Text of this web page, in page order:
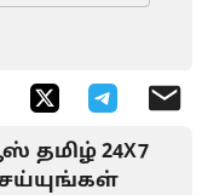
தமிழ் 24X7